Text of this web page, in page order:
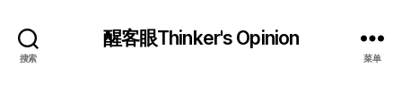
搜索
醒客眼Thinker's Opinion
菜单